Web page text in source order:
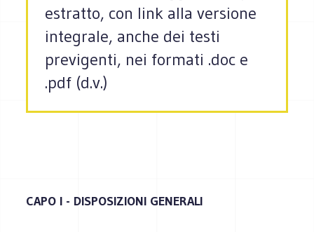
estratto, con link alla versione
integrale, anche dei testi
previgenti, nei formati .doc e
.pdf (d.v.)
CAPO I - DISPOSIZIONI GENERALI